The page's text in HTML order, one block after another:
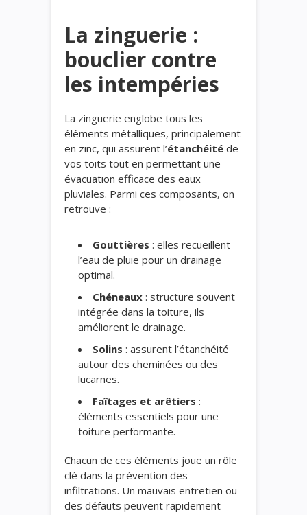
La zinguerie :
bouclier contre
les intempéries
La zinguerie englobe tous les
éléments métalliques, principalement
en zinc, qui assurent l’étanchéité de
vos toits tout en permettant une
évacuation efficace des eaux
pluviales. Parmi ces composants, on
retrouve :
Gouttières : elles recueillent
l’eau de pluie pour un drainage
optimal.
Chéneaux : structure souvent
intégrée dans la toiture, ils
améliorent le drainage.
Solins : assurent l’étanchéité
autour des cheminées ou des
lucarnes.
Faîtages et arêtiers :
éléments essentiels pour une
toiture performante.
Chacun de ces éléments joue un rôle
clé dans la prévention des
infiltrations. Un mauvais entretien ou
des défauts peuvent rapidement